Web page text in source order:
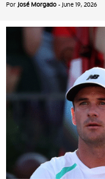
Por José Morgado - June 19, 2026